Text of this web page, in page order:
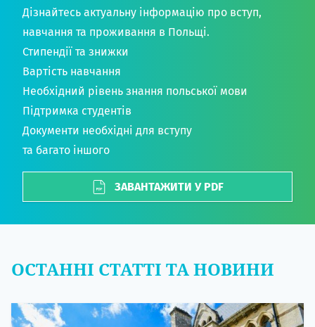
Дізнайтесь актуальну інформацію про вступ,
навчання та проживання в Польщі.
Стипендії та знижки
Вартість навчання
Необхідний рівень знання польської мови
Підтримка студентів
Документи необхідні для вступу
та багато іншого
ЗАВАНТАЖИТИ У PDF
ОСТАННІ СТАТТІ ТА НОВИНИ